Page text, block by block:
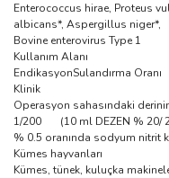
Enterococcus hirae, Proteus
albicans*, Aspergillus niger*,
Bovine enterovirus Type 1
Kullanım Alanı
EndikasyonSulandırma Oranı
Klinik
Operasyon sahasındaki
1/200 (10 ml DEZEN % 20/
% 0.5 oranında sodyum nitrit
Kümes hayvanları
Kümes, tünek, kuluçka